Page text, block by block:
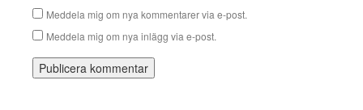
Meddela mig om nya kommentarer via e-post.
Meddela mig om nya inlägg via e-post.